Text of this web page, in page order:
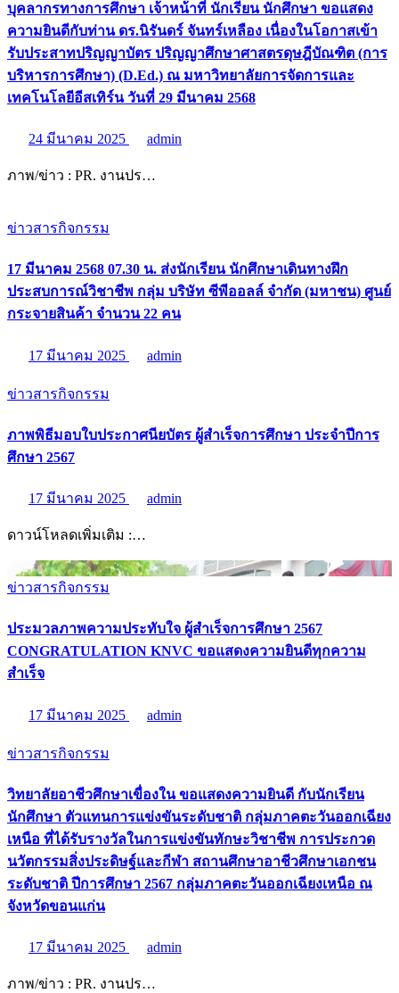
บุคลากรทางการศึกษา เจ้าหน้าที่ นักเรียน นักศึกษา ขอแสดง
ความยินดีกับท่าน ดร.นิรันดร์ จันทร์เหลือง เนื่องในโอกาสเข้า
รับประสาทปริญญาบัตร ปริญญาศึกษาศาสตรดุษฎีบัณฑิต (การ
บริหารการศึกษา) (D.Ed.) ณ มหาวิทยาลัยการจัดการและ
เทคโนโลยีอีสเทิร์น วันที่ 29 มีนาคม 2568
24 มีนาคม 2025 admin
ภาพ/ข่าว : PR. งานปร…
ข่าวสารกิจกรรม
17 มีนาคม 2568 07.30 น. ส่งนักเรียน นักศึกษาเดินทางฝึก
ประสบการณ์วิชาชีพ กลุ่ม บริษัท ซีพีออลล์ จํากัด (มหาชน) ศูนย์
กระจายสินค้า จำนวน 22 คน
17 มีนาคม 2025 admin
ข่าวสารกิจกรรม
ภาพพิธีมอบใบประกาศนียบัตร ผู้สำเร็จการศึกษา ประจำปีการ
ศึกษา 2567
17 มีนาคม 2025 admin
ดาวน์โหลดเพิ่มเติม :…
ข่าวสารกิจกรรม
ประมวลภาพความประทับใจ ผู้สำเร็จการศึกษา 2567
CONGRATULATION KNVC ขอแสดงความยินดีทุกความ
สำเร็จ
17 มีนาคม 2025 admin
ข่าวสารกิจกรรม
วิทยาลัยอาชีวศึกษาเขื่องใน ขอแสดงความยินดี กับนักเรียน
นักศึกษา ตัวแทนการแข่งขันระดับชาติ กลุ่มภาคตะวันออกเฉียง
เหนือ ที่ได้รับรางวัลในการแข่งขันทักษะวิชาชีพ การประกวด
นวัตกรรมสิ่งประดิษฐ์และกีฬา สถานศึกษาอาชีวศึกษาเอกชน
ระดับชาติ ปีการศึกษา 2567 กลุ่มภาคตะวันออกเฉียงเหนือ ณ
จังหวัดขอนแก่น
17 มีนาคม 2025 admin
ภาพ/ข่าว : PR. งานปร…